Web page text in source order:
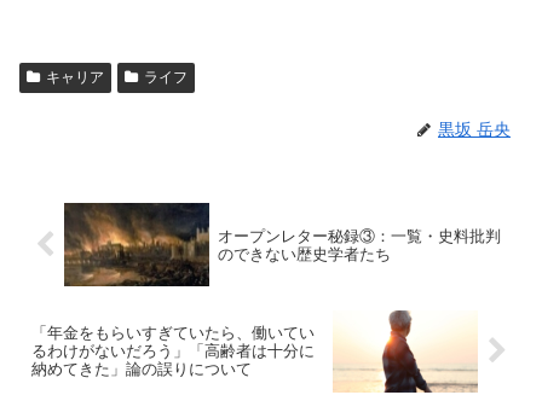
キャリア ライフ
黒坂 岳央
オープンレター秘録③：一覧・史料批判
のできない歴史学者たち
「年金をもらいすぎていたら、働いてい
るわけがないだろう」「高齢者は十分に
納めてきた」論の誤りについて